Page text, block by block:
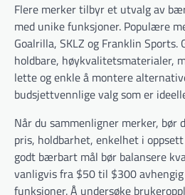
Flere merker tilbyr et utvalg av
med unike funksjoner. Populære
Goalrilla, SKLZ og Franklin
holdbare, høykvalitetsmaterialer,
lette og enkle å montere
budsjettvennlige valg som er
Når du sammenligner merker, bør
pris, holdbarhet, enkelhet i
godt bærbart mål bør balansere
vanligvis fra $50 til $300
funksjoner. Å undersøke